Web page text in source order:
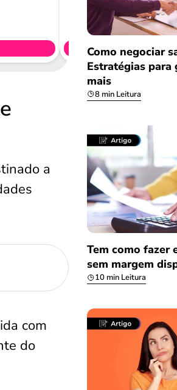
a
com
do
Como negociar
Estratégias para
mais
8 min Leitura
Tem como fazer
sem margem
10 min Leitura